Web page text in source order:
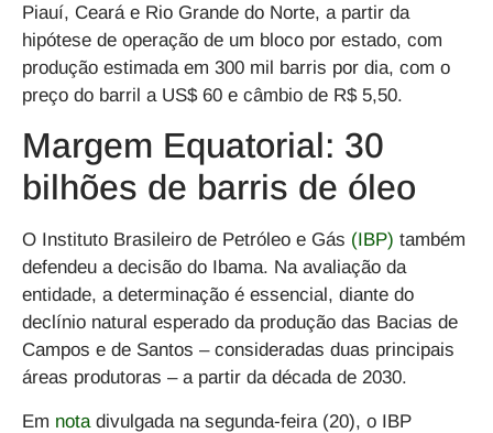
Piauí, Ceará e Rio Grande do Norte, a partir da
hipótese de operação de um bloco por estado, com
produção estimada em 300 mil barris por dia, com o
preço do barril a US$ 60 e câmbio de R$ 5,50.
Margem Equatorial: 30
bilhões de barris de óleo
O Instituto Brasileiro de Petróleo e Gás (IBP) também
defendeu a decisão do Ibama. Na avaliação da
entidade, a determinação é essencial, diante do
declínio natural esperado da produção das Bacias de
Campos e de Santos – consideradas duas principais
áreas produtoras – a partir da década de 2030.
Em nota divulgada na segunda-feira (20), o IBP